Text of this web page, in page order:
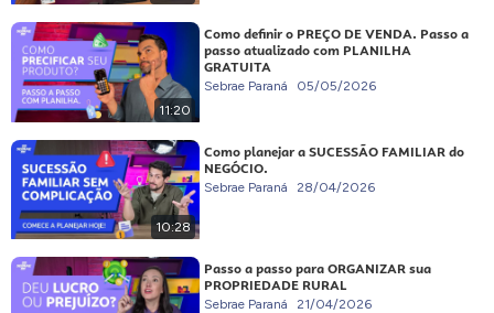
11:20
Como definir o PREÇO DE VENDA. Passo a
passo atualizado com PLANILHA
GRATUITA
Sebrae Paraná 05/05/2026
10:28
Como planejar a SUCESSÃO FAMILIAR do
NEGÓCIO.
Sebrae Paraná 28/04/2026
Passo a passo para ORGANIZAR sua
PROPRIEDADE RURAL
Sebrae Paraná 21/04/2026